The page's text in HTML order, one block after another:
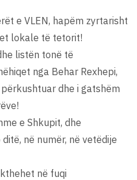
e VLEN, hapëm zyrtarisht
lokale të tetorit!
listën tonë të
nga Behar Rexhepi,
dhe i gatshëm
e Shkupit, dhe
në numër, në vetëdije
në fuqi